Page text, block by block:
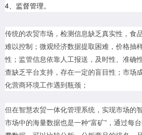
4、监督管理。
传统的农贸市场，检测信息缺乏真实性，食
难以控制；微观经济数据提取困难，价格抽
性；监管信息依靠人工报送，及时性、准确
查缺乏平台支持，存在一定的盲目性；市场
化营商环境工作遇到瓶颈；
但在智慧农贸一体化管理系统，实现市场的
市场中的海量数据也是一种“富矿”，通过每